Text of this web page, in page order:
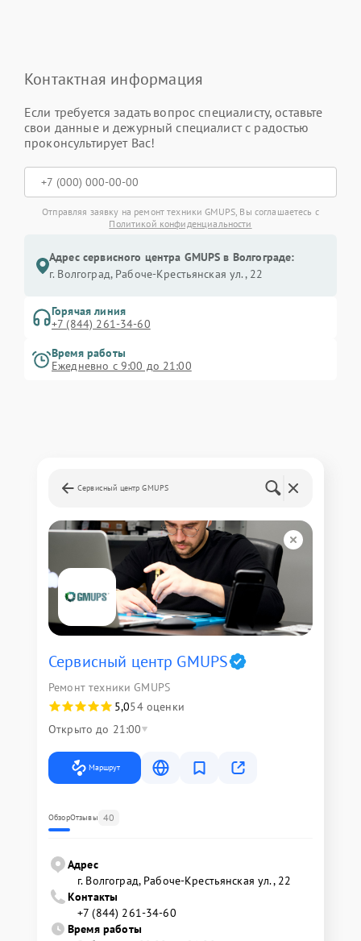
Контактная информация
Если требуется задать вопрос специалисту, оставьте
свои данные и дежурный специалист с радостью
проконсультирует Вас!
Отправляя заявку на ремонт техники GMUPS, Вы соглашаетесь с
Политикой конфиденциальности
Адрес сервисного центра GMUPS в Волгограде:
г. Волгоград, Рабоче-Крестьянская ул., 22
Горячая линия
+7 (844) 261-34-60
Время работы
Ежедневно с 9:00 до 21:00
Сервисный центр GMUPS
Сервисный центр GMUPS
Ремонт техники GMUPS
5,054 оценки
Открыто до 21:00
Маршрут
ОбзорОтзывы 40
Адрес
г. Волгоград, Рабоче-Крестьянская ул., 22
Контакты
+7 (844) 261-34-60
Время работы